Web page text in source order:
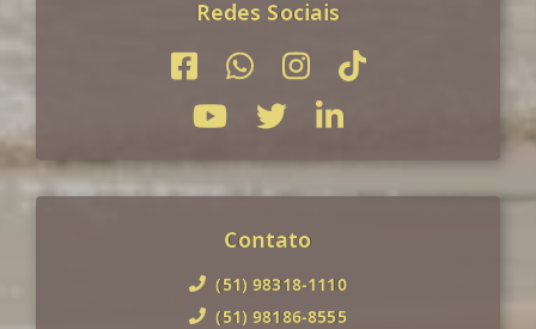
Redes Sociais
Contato
(51) 98318-1110
(51) 98186-8555